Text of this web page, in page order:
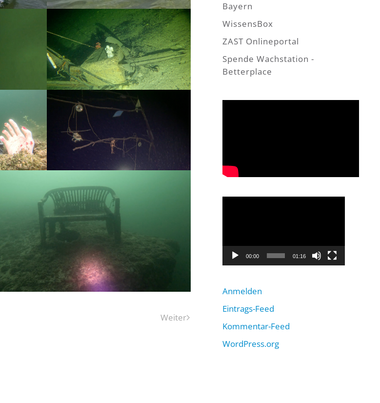
Weiter
Bayern
WissensBox
ZAST Onlineportal
Spende Wachstation -
Betterplace
00:00 01:16
Anmelden
Eintrags-Feed
Kommentar-Feed
WordPress.org